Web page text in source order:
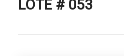
LOTE # 053